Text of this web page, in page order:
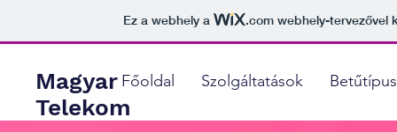
Ez a webhely a .comwebhely-tervezővel
Magyar
Telekom
Főoldal Szolgáltatások Betűtípus